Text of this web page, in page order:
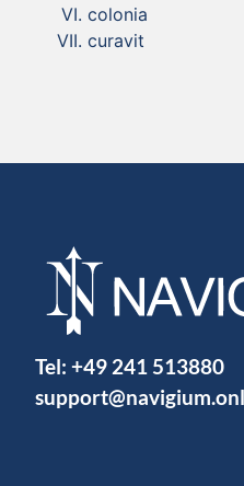
colonia
curavit
Tel: +49 241 513880